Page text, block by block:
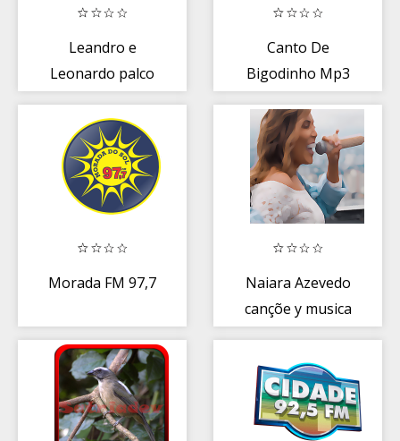
Leandro e
Leonardo palco
Canto De
Bigodinho Mp3
Morada FM 97,7
Naiara Azevedo
cançõe y musica